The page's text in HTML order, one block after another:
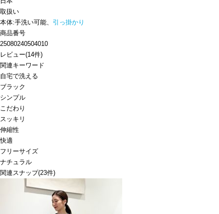
取扱い
本体:手洗い可能、 引っ掛かり
商品番号
25080240504010
レビュー(14件)
関連キーワード
自宅で洗える
ブラック
シンプル
こだわり
スッキリ
伸縮性
快適
フリーサイズ
ナチュラル
関連スナップ(23件)